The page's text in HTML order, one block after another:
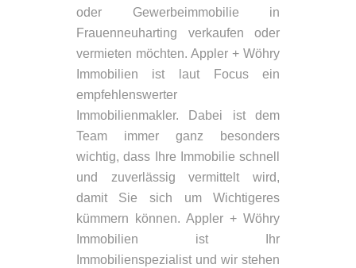
oder Gewerbeimmobilie in
Frauenneuharting verkaufen oder
vermieten möchten. Appler + Wöhry
Immobilien ist laut Focus ein
empfehlenswerter
Immobilienmakler. Dabei ist dem
Team immer ganz besonders
wichtig, dass Ihre Immobilie schnell
und zuverlässig vermittelt wird,
damit Sie sich um Wichtigeres
kümmern können. Appler + Wöhry
Immobilien ist Ihr
Immobilienspezialist und wir stehen